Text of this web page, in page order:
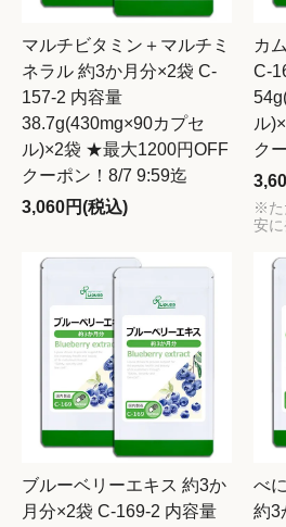
マルチビタミン＋マルチミ
ネラル 約3か月分×2袋 C-
157-2 内容量
38.7g(430mg×90カプセ
ル)×2袋 ★最大1200円OFF
クーポン！8/7 9:59迄
3,060円(税込)
カ
C-
ル
ク
※た
安
ブルーベリーエキス 約3か
月分×2袋 C-169-2 内容量
べ
約3